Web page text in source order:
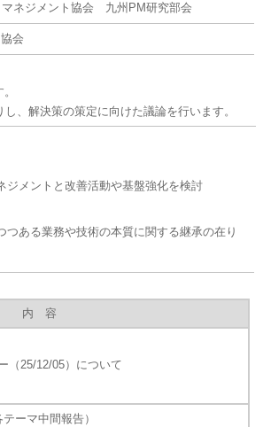
ネジメント協会 九州PM研究部会
会
、解決策の策定に向けた議論を行います。
ジメントと改善活動や基盤強化を検討
つある業務や技術の本質に関する継承の在り
内 容
（25/12/05）について
ーマ中間報告）